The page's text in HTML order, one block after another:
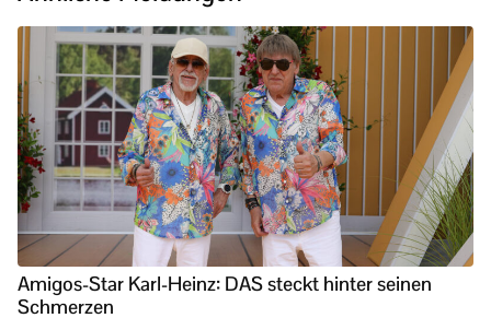
Amigos-Star Karl-Heinz: DAS steckt hinter seinen
Schmerzen